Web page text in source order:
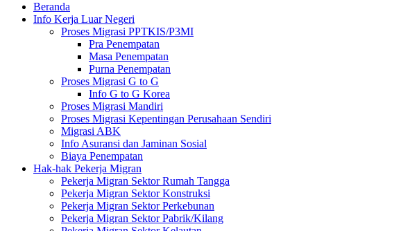
Beranda
Info Kerja Luar Negeri
Proses Migrasi PPTKIS/P3MI
Pra Penempatan
Masa Penempatan
Purna Penempatan
Proses Migrasi G to G
Info G to G Korea
Proses Migrasi Mandiri
Proses Migrasi Kepentingan Perusahaan Sendiri
Migrasi ABK
Info Asuransi dan Jaminan Sosial
Biaya Penempatan
Hak-hak Pekerja Migran
Pekerja Migran Sektor Rumah Tangga
Pekerja Migran Sektor Konstruksi
Pekerja Migran Sektor Perkebunan
Pekerja Migran Sektor Pabrik/Kilang